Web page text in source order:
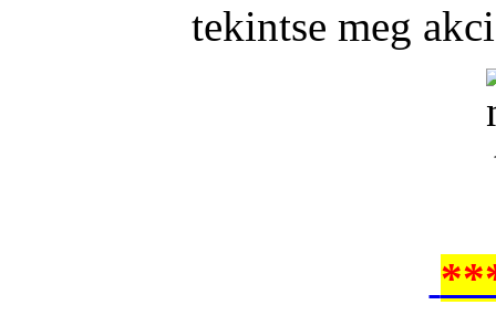
tekintse meg